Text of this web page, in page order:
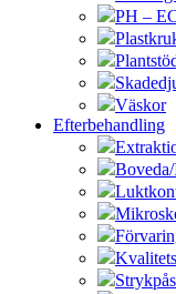
PH –
Väskor
Efterbehandling